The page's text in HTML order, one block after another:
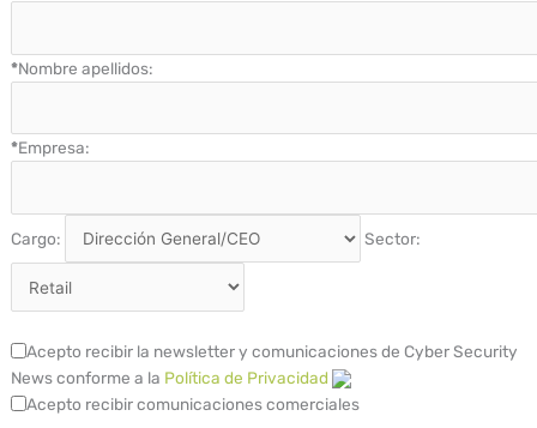
*Nombre apellidos:
*Empresa:
Cargo: Sector:
Acepto recibir la newsletter y comunicaciones de Cyber Security
News conforme a la Política de Privacidad
Acepto recibir comunicaciones comerciales